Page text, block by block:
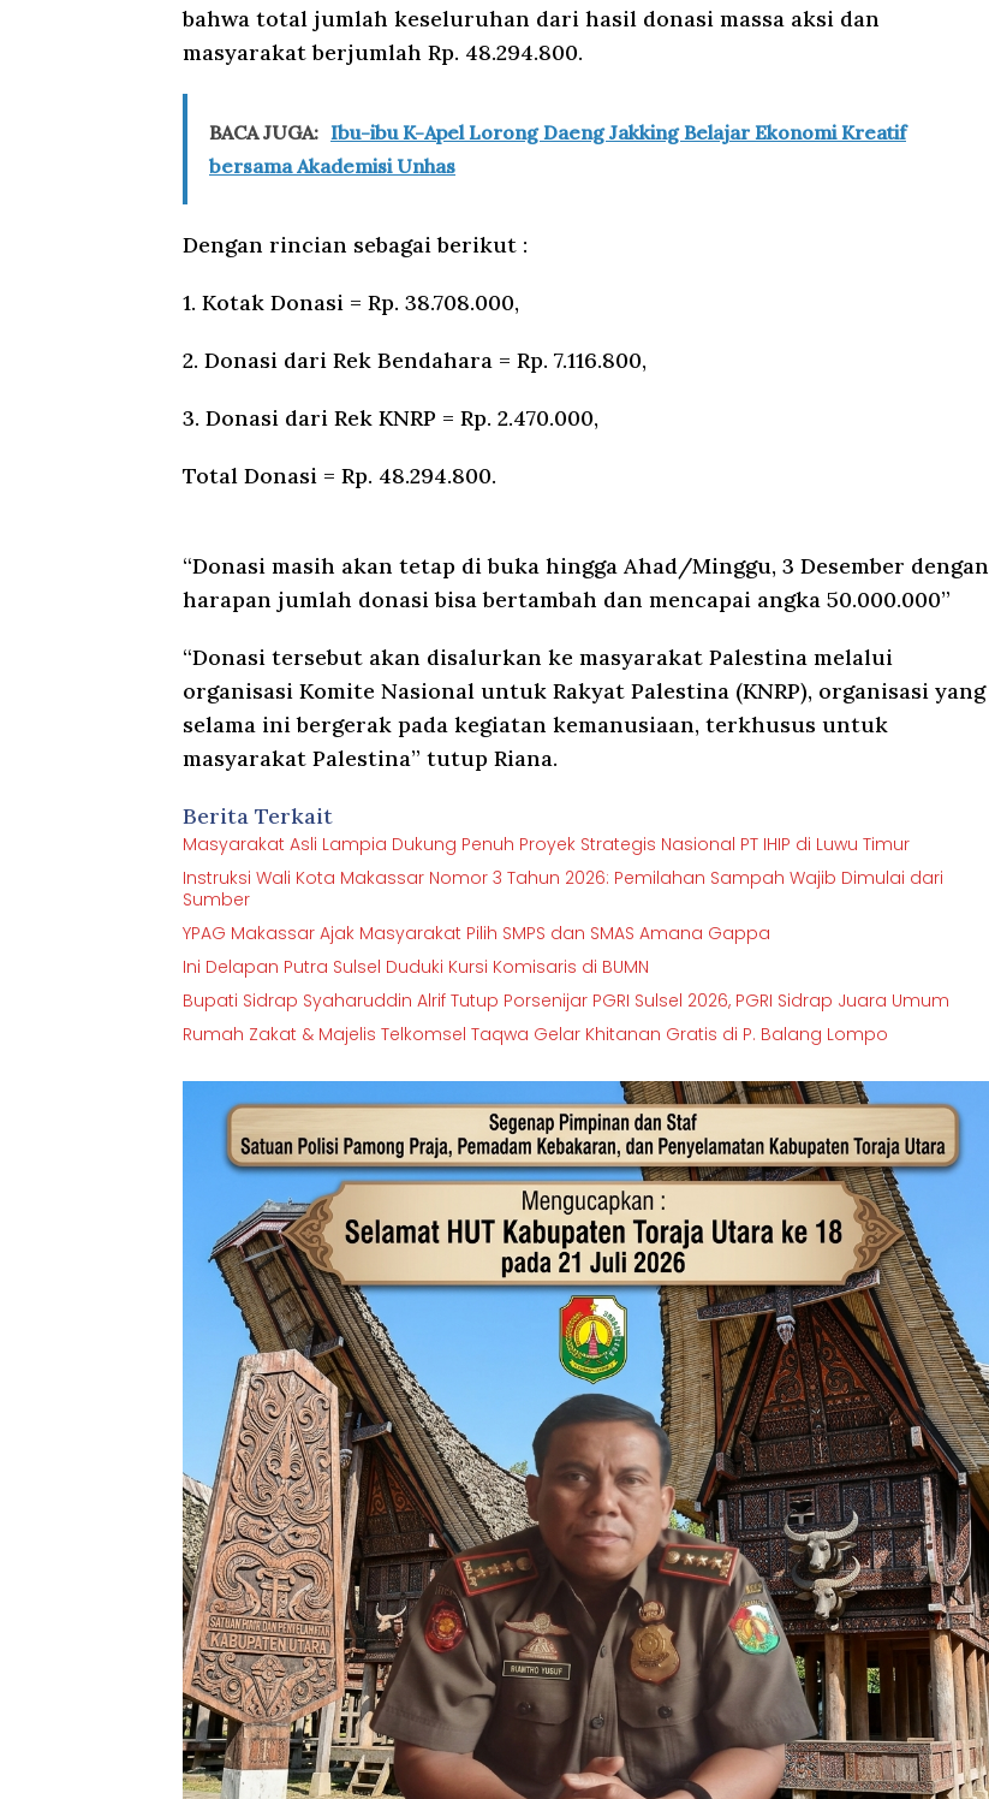
bahwa total jumlah keseluruhan dari hasil donasi massa aksi dan
masyarakat berjumlah Rp. 48.294.800.
BACA JUGA: Ibu-ibu K-Apel Lorong Daeng Jakking Belajar Ekonomi Kreatif
bersama Akademisi Unhas
Dengan rincian sebagai berikut :
1. Kotak Donasi = Rp. 38.708.000,
2. Donasi dari Rek Bendahara = Rp. 7.116.800,
3. Donasi dari Rek KNRP = Rp. 2.470.000,
Total Donasi = Rp. 48.294.800.
“Donasi masih akan tetap di buka hingga Ahad/Minggu, 3 Desember dengan
harapan jumlah donasi bisa bertambah dan mencapai angka 50.000.000”
“Donasi tersebut akan disalurkan ke masyarakat Palestina melalui
organisasi Komite Nasional untuk Rakyat Palestina (KNRP), organisasi yang
selama ini bergerak pada kegiatan kemanusiaan, terkhusus untuk
masyarakat Palestina” tutup Riana.
Berita Terkait
Masyarakat Asli Lampia Dukung Penuh Proyek Strategis Nasional PT IHIP di Luwu Timur
Instruksi Wali Kota Makassar Nomor 3 Tahun 2026: Pemilahan Sampah Wajib Dimulai dari
Sumber
YPAG Makassar Ajak Masyarakat Pilih SMPS dan SMAS Amana Gappa
Ini Delapan Putra Sulsel Duduki Kursi Komisaris di BUMN
Bupati Sidrap Syaharuddin Alrif Tutup Porsenijar PGRI Sulsel 2026, PGRI Sidrap Juara Umum
Rumah Zakat & Majelis Telkomsel Taqwa Gelar Khitanan Gratis di P. Balang Lompo